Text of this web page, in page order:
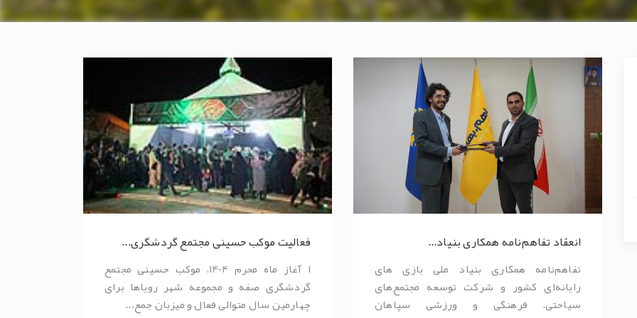
انعقاد تفاهم‌نامه همکاری بنیاد...
تفاهم‌نامه همکاری بنیاد ملی بازی های
رایانه‌ای کشور و شرکت توسعه مجتمع‌های
سیاحتی، فرهنگی و ورزشی سپاهان
فعالیت موکب حسینی مجتمع گردشگری...
ا آغاز ماه محرم 1404، موکب حسینی مجتمع
گردشگری صفه و مجموعه شهر رویاها برای
چهارمین سال متوالی فعال و میزبان جمع...